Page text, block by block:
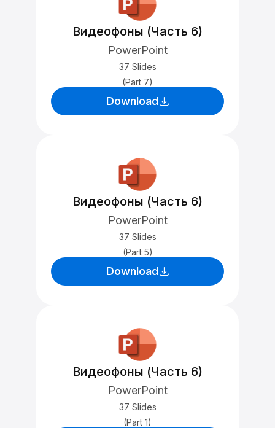
Видеофоны (Часть 6)
PowerPoint
37 Slides
(Part 7)
Download
Видеофоны (Часть 6)
PowerPoint
37 Slides
(Part 5)
Download
Видеофоны (Часть 6)
PowerPoint
37 Slides
(Part 1)